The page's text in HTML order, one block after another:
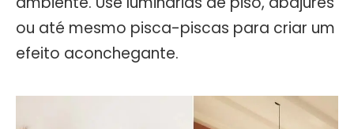
ou até mesmo pisca-piscas para criar um
efeito aconchegante.